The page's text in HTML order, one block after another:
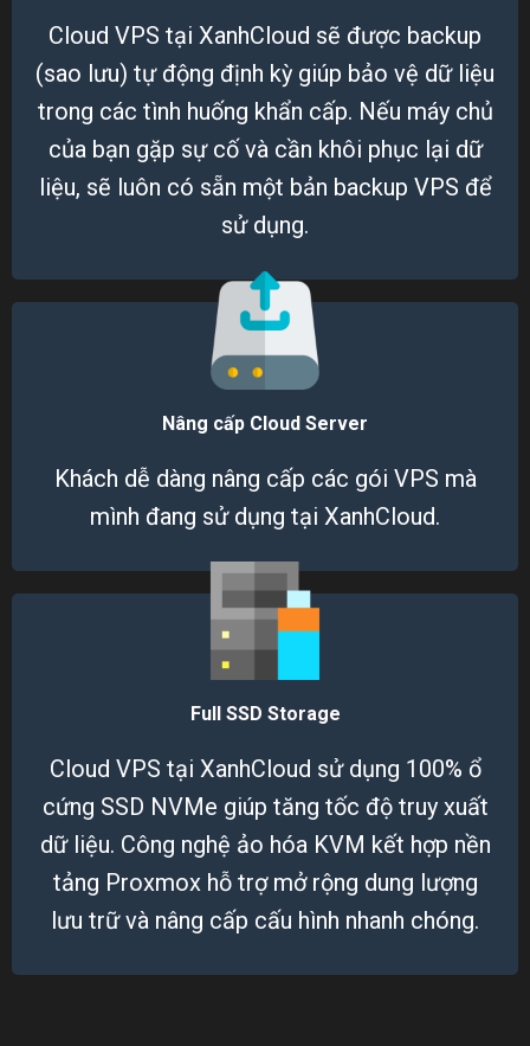
Cloud VPS tại XanhCloud sẽ được backup
(sao lưu) tự động định kỳ giúp bảo vệ dữ liệu
trong các tình huống khẩn cấp. Nếu máy chủ
của bạn gặp sự cố và cần khôi phục lại dữ
liệu, sẽ luôn có sẵn một bản backup VPS để
sử dụng.
Nâng cấp Cloud Server
Khách dễ dàng nâng cấp các gói VPS mà
mình đang sử dụng tại XanhCloud.
Full SSD Storage
Cloud VPS tại XanhCloud sử dụng 100% ổ
cứng SSD NVMe giúp tăng tốc độ truy xuất
dữ liệu. Công nghệ ảo hóa KVM kết hợp nền
tảng Proxmox hỗ trợ mở rộng dung lượng
lưu trữ và nâng cấp cấu hình nhanh chóng.